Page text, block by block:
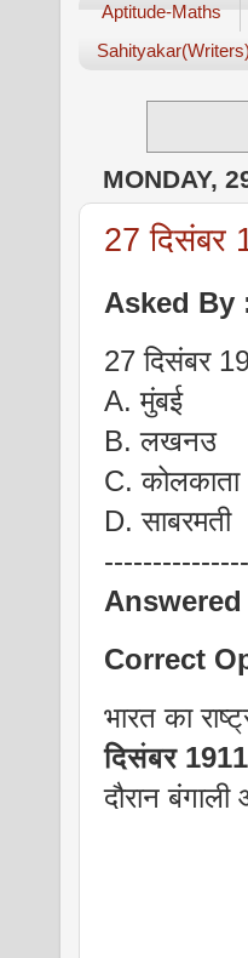
Aptitude-Maths
Sahityakar(Writers)
MONDAY,
27 दिसंबर
Asked By
27 दिसंबर
A. मुंबई
B. लखनउ
C. कोलकाता
D. साबरमती
Answered
Correct
भारत का
दिसंबर 1911
दौरान बंगाली